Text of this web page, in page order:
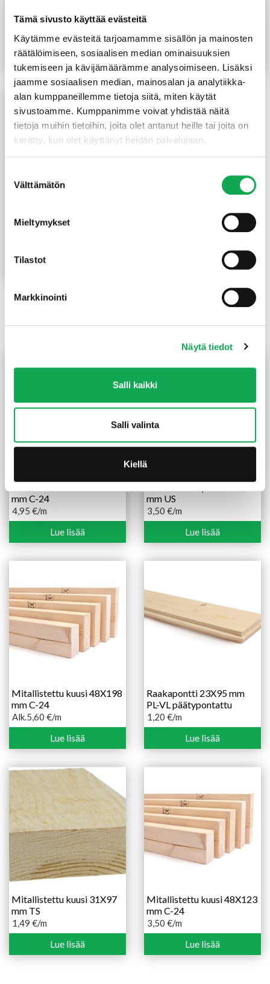
Tämä sivusto käyttää evästeitä
Käytämme evästeitä tarjoamamme sisällön ja mainosten
räätälöimiseen, sosiaalisen median ominaisuuksien
tukemiseen ja kävijämäärämme analysoimiseen. Lisäksi
jaamme sosiaalisen median, mainosalan ja analytiikka-
alan kumppaneillemme tietoja siitä, miten käytät
sivustoamme. Kumppanimme voivat yhdistää näitä
tietoja muihin tietoihin, joita olet antanut heille tai joita on
kerätty, kun olet käyttänyt heidän palvelujaan.
valinta
Välttämätön
Mieltymykset
Tilastot
Markkinointi
Näytä tiedot
Salli kaikki
Salli valinta
Kiellä
Mitallistettu kuusi 48X98
2,80€/m
Lue lisää
5,20€/m
Lue lisää
Mitallistettu kuusi 48X148
4,20 €
4,60 €
Tutustu myös
mm C-24
4,95 €/m
Lue lisää
mm US
3,50 €/m
Lue lisää
Mitallistettu kuusi 48X198
mm C-24
Alk.5,60 €
Hintaluokka:
-
/m
Lue lisää
Raakapontti 23X95 mm
PL-VL päätypontattu
1,20 €/m
Lue lisää
Mitallistettu kuusi 31X97
mm TS
1,49 €/m
Lue lisää
Mitallistettu kuusi 48X123
mm C-24
3,50 €/m
Lue lisää